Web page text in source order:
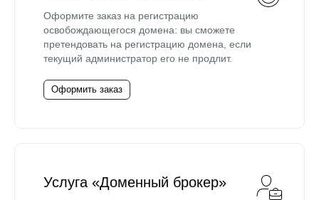
Оформите заказ на регистрацию
освобождающегося домена: вы сможете
претендовать на регистрацию домена, если
текущий администратор его не продлит.
Оформить заказ
Услуга «Доменный брокер»